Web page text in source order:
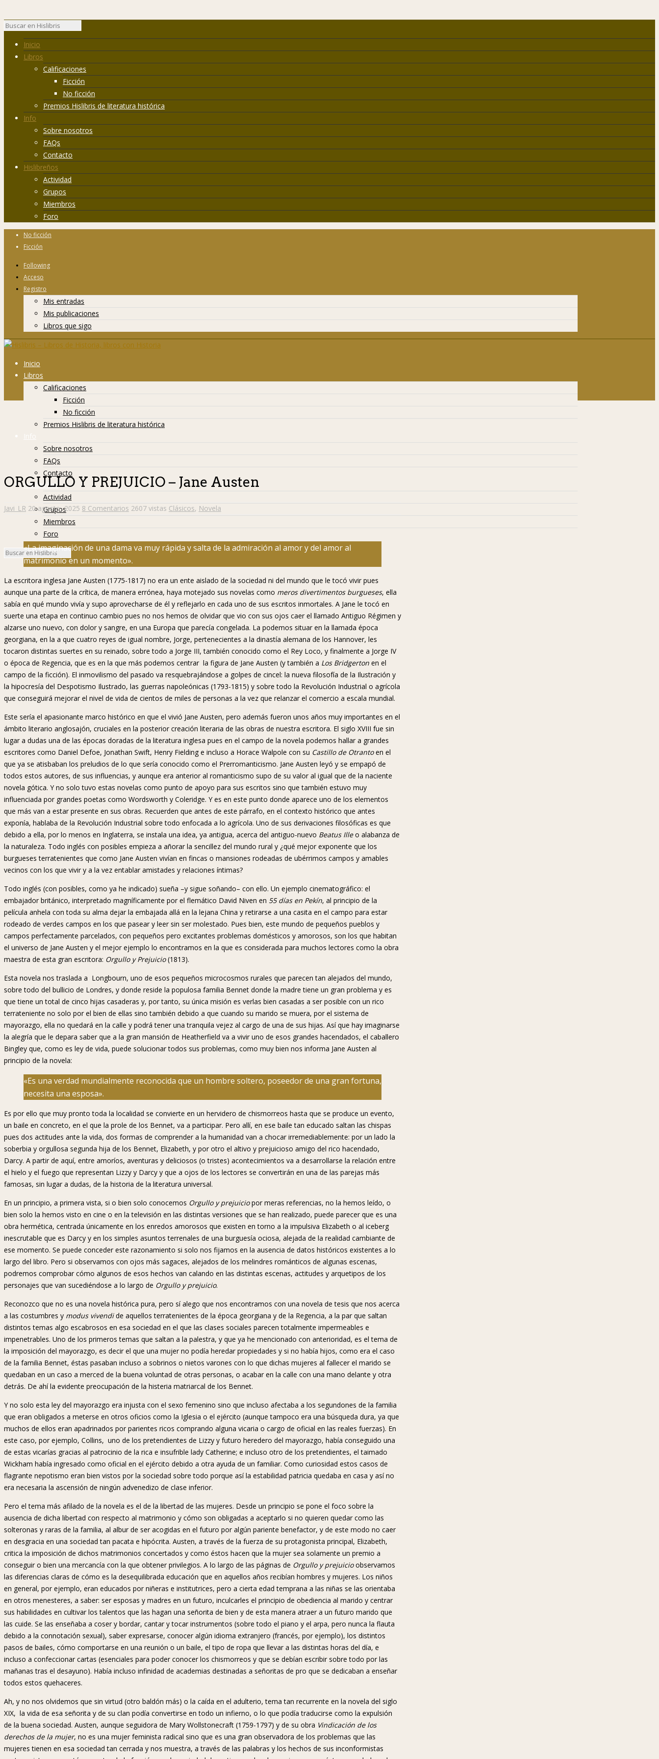
Inicio
Libros
Calificaciones
Ficción
No ficción
Premios Hislibris de literatura histórica
Info
Sobre nosotros
FAQs
Contacto
Hislibreños
Actividad
Grupos
Miembros
Foro
No ficción
Ficción
Following
Acceso
Registro
Mis entradas
Mis publicaciones
Libros que sigo
Inicio
Libros
Calificaciones
Ficción
No ficción
Premios Hislibris de literatura histórica
Info
Sobre nosotros
FAQs
Contacto
Hislibreños
Actividad
Grupos
Miembros
Foro
ORGULLO Y PREJUICIO – Jane Austen
Javi_LR 20 agosto, 2025 8 Comentarios 2607 vistas Clásicos, Novela
«La imaginación de una dama va muy rápida y salta de la admiración al amor y del amor al
matrimonio en un momento».
La escritora inglesa Jane Austen (1775-1817) no era un ente aislado de la sociedad ni del mundo que le tocó vivir pues
aunque una parte de la crítica, de manera errónea, haya motejado sus novelas como meros divertimentos burgueses, ella
sabía en qué mundo vivía y supo aprovecharse de él y reflejarlo en cada uno de sus escritos inmortales. A Jane le tocó en
suerte una etapa en continuo cambio pues no nos hemos de olvidar que vio con sus ojos caer el llamado Antiguo Régimen y
alzarse uno nuevo, con dolor y sangre, en una Europa que parecía congelada. La podemos situar en la llamada época
georgiana, en la a que cuatro reyes de igual nombre, Jorge, pertenecientes a la dinastía alemana de los Hannover, les
tocaron distintas suertes en su reinado, sobre todo a Jorge III, también conocido como el Rey Loco, y finalmente a Jorge IV
o época de Regencia, que es en la que más podemos centrar la figura de Jane Austen (y también a Los Bridgerton en el
campo de la ficción). El inmovilismo del pasado va resquebrajándose a golpes de cincel: la nueva filosofía de la Ilustración y
la hipocresía del Despotismo Ilustrado, las guerras napoleónicas (1793-1815) y sobre todo la Revolución Industrial o agrícola
que conseguirá mejorar el nivel de vida de cientos de miles de personas a la vez que relanzar el comercio a escala mundial.
Este sería el apasionante marco histórico en que el vivió Jane Austen, pero además fueron unos años muy importantes en el
ámbito literario anglosajón, cruciales en la posterior creación literaria de las obras de nuestra escritora. El siglo XVIII fue sin
lugar a dudas una de las épocas doradas de la literatura inglesa pues en el campo de la novela podemos hallar a grandes
escritores como Daniel Defoe, Jonathan Swift, Henry Fielding e incluso a Horace Walpole con su Castillo de Otrantoen el
que ya se atisbaban los preludios de lo que sería conocido como el Prerromanticismo. Jane Austen leyó y se empapó de
todos estos autores, de sus influencias, y aunque era anterior al romanticismo supo de su valor al igual que de la naciente
novela gótica. Y no solo tuvo estas novelas como punto de apoyo para sus escritos sino que también estuvo muy
influenciada por grandes poetas como Wordsworth y Coleridge. Y es en este punto donde aparece uno de los elementos
que más van a estar presente en sus obras. Recuerden que antes de este párrafo, en el contexto histórico que antes
exponía, hablaba de la Revolución Industrial sobre todo enfocada a lo agrícola. Uno de sus derivaciones filosóficas es que
debido a ella, por lo menos en Inglaterra, se instala una idea, ya antigua, acerca del antiguo-nuevo Beatus Illeo alabanza de
la naturaleza. Todo inglés con posibles empieza a añorar la sencillez del mundo rural y ¿qué mejor exponente que los
burgueses terratenientes que como Jane Austen vivían en fincas o mansiones rodeadas de ubérrimos campos y amables
vecinos con los que vivir y a la vez entablar amistades y relaciones íntimas?
Todo inglés (con posibles, como ya he indicado) sueña –y sigue soñando– con ello. Un ejemplo cinematográfico: el
embajador británico, interpretado magníficamente por el flemático David Niven en 55 días en Pekín, al principio de la
película anhela con toda su alma dejar la embajada allá en la lejana China y retirarse a una casita en el campo para estar
rodeado de verdes campos en los que pasear y leer sin ser molestado. Pues bien, este mundo de pequeños pueblos y
campos perfectamente parcelados, con pequeños pero excitantes problemas domésticos y amorosos, son los que habitan
el universo de Jane Austen y el mejor ejemplo lo encontramos en la que es considerada para muchos lectores como la obra
maestra de esta gran escritora: Orgullo y Prejuicio(1813).
Esta novela nos traslada a Longbourn, uno de esos pequeños microcosmos rurales que parecen tan alejados del mundo,
sobre todo del bullicio de Londres, y donde reside la populosa familia Bennet donde la madre tiene un gran problema y es
que tiene un total de cinco hijas casaderas y, por tanto, su única misión es verlas bien casadas a ser posible con un rico
terrateniente no solo por el bien de ellas sino también debido a que cuando su marido se muera, por el sistema de
mayorazgo, ella no quedará en la calle y podrá tener una tranquila vejez al cargo de una de sus hijas. Así que hay imaginarse
la alegría que le depara saber que a la gran mansión de Heatherfield va a vivir uno de esos grandes hacendados, el caballero
Bingley que, como es ley de vida, puede solucionar todos sus problemas, como muy bien nos informa Jane Austen al
principio de la novela:
«Es una verdad mundialmente reconocida que un hombre soltero, poseedor de una gran fortuna,
necesita una esposa».
Es por ello que muy pronto toda la localidad se convierte en un hervidero de chismorreos hasta que se produce un evento,
un baile en concreto, en el que la prole de los Bennet, va a participar. Pero allí, en ese baile tan educado saltan las chispas
pues dos actitudes ante la vida, dos formas de comprender a la humanidad van a chocar irremediablemente: por un lado la
soberbia y orgullosa segunda hija de los Bennet, Elizabeth, y por otro el altivo y prejuicioso amigo del rico hacendado,
Darcy. A partir de aquí, entre amoríos, aventuras y deliciosos (o tristes) acontecimientos va a desarrollarse la relación entre
el hielo y el fuego que representan Lizzy y Darcy y que a ojos de los lectores se convertirán en una de las parejas más
famosas, sin lugar a dudas, de la historia de la literatura universal.
En un principio, a primera vista, si o bien solo conocemos Orgullo y prejuiciopor meras referencias, no la hemos leído, o
bien solo la hemos visto en cine o en la televisión en las distintas versiones que se han realizado, puede parecer que es una
obra hermética, centrada únicamente en los enredos amorosos que existen en torno a la impulsiva Elizabeth o al iceberg
inescrutable que es Darcy y en los simples asuntos terrenales de una burguesía ociosa, alejada de la realidad cambiante de
ese momento. Se puede conceder este razonamiento si solo nos fijamos en la ausencia de datos históricos existentes a lo
largo del libro. Pero si observamos con ojos más sagaces, alejados de los melindres románticos de algunas escenas,
podremos comprobar cómo algunos de esos hechos van calando en las distintas escenas, actitudes y arquetipos de los
personajes que van sucediéndose a lo largo de Orgullo y prejuicio.
Reconozco que no es una novela histórica pura, pero sí alego que nos encontramos con una novela de tesis que nos acerca
a las costumbres y modus vivendide aquellos terratenientes de la época georgiana y de la Regencia, a la par que saltan
distintos temas algo escabrosos en esa sociedad en el que las clases sociales parecen totalmente impermeables e
impenetrables. Uno de los primeros temas que saltan a la palestra, y que ya he mencionado con anterioridad, es el tema de
la imposición del mayorazgo, es decir el que una mujer no podía heredar propiedades y si no había hijos, como era el caso
de la familia Bennet, éstas pasaban incluso a sobrinos o nietos varones con lo que dichas mujeres al fallecer el marido se
quedaban en un caso a merced de la buena voluntad de otras personas, o acabar en la calle con una mano delante y otra
detrás. De ahí la evidente preocupación de la histeria matriarcal de los Bennet.
Y no solo esta ley del mayorazgo era injusta con el sexo femenino sino que incluso afectaba a los segundones de la familia
que eran obligados a meterse en otros oficios como la Iglesia o el ejército (aunque tampoco era una búsqueda dura, ya que
muchos de ellos eran apadrinados por parientes ricos comprando alguna vicaria o cargo de oficial en las reales fuerzas). En
este caso, por ejemplo, Collins, uno de los pretendientes de Lizzy y futuro heredero del mayorazgo, había conseguido una
de estas vicarías gracias al patrocinio de la rica e insufrible lady Catherine; e incluso otro de los pretendientes, el taimado
Wickham había ingresado como oficial en el ejército debido a otra ayuda de un familiar. Como curiosidad estos casos de
flagrante nepotismo eran bien vistos por la sociedad sobre todo porque así la estabilidad patricia quedaba en casa y así no
era necesaria la ascensión de ningún advenedizo de clase inferior.
Pero el tema más afilado de la novela es el de la libertad de las mujeres. Desde un principio se pone el foco sobre la
ausencia de dicha libertad con respecto al matrimonio y cómo son obligadas a aceptarlo si no quieren quedar como las
solteronas y raras de la familia, al albur de ser acogidas en el futuro por algún pariente benefactor, y de este modo no caer
en desgracia en una sociedad tan pacata e hipócrita. Austen, a través de la fuerza de su protagonista principal, Elizabeth,
critica la imposición de dichos matrimonios concertados y como éstos hacen que la mujer sea solamente un premio a
conseguir o bien una mercancía con la que obtener privilegios. A lo largo de las páginas de Orgullo y prejuicioobservamos
las diferencias claras de cómo es la desequilibrada educación que en aquellos años recibían hombres y mujeres. Los niños
en general, por ejemplo, eran educados por niñeras e institutrices, pero a cierta edad temprana a las niñas se las orientaba
en otros menesteres, a saber: ser esposas y madres en un futuro, inculcarles el principio de obediencia al marido y centrar
sus habilidades en cultivar los talentos que las hagan una señorita de bien y de esta manera atraer a un futuro marido que
las cuide. Se las enseñaba a coser y bordar, cantar y tocar instrumentos (sobre todo el piano y el arpa, pero nunca la flauta
debido a la connotación sexual), saber expresarse, conocer algún idioma extranjero (francés, por ejemplo), los distintos
pasos de bailes, cómo comportarse en una reunión o un baile, el tipo de ropa que llevar a las distintas horas del día, e
incluso a confeccionar cartas (esenciales para poder conocer los chismorreos y que se debían escribir sobre todo por las
mañanas tras el desayuno). Había incluso infinidad de academias destinadas a señoritas de pro que se dedicaban a enseñar
todos estos quehaceres.
Ah, y no nos olvidemos que sin virtud (otro baldón más) o la caída en el adulterio, tema tan recurrente en la novela del siglo
XIX, la vida de esa señorita y de su clan podía convertirse en todo un infierno, o lo que podía traducirse como la expulsión
de la buena sociedad. Austen, aunque seguidora de Mary Wollstonecraft (1759-1797) y de su obra Vindicación de los
derechos de la mujer, no es una mujer feminista radical sino que es una gran observadora de los problemas que las
mujeres tienen en esa sociedad tan cerrada y nos muestra, a través de las palabras y los hechos de sus inconformistas